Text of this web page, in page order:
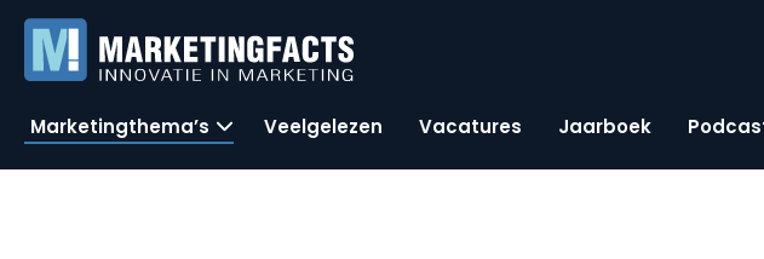
Marketingthema’s Veelgelezen Vacatures Jaarboek